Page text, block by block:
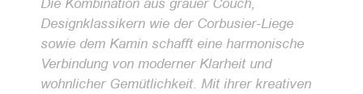
Designklassikern wie der Corbusier-Liege
sowie dem Kamin schafft eine harmonische
Verbindung von moderner Klarheit und
wohnlicher Gemütlichkeit. Mit ihrer kreativen